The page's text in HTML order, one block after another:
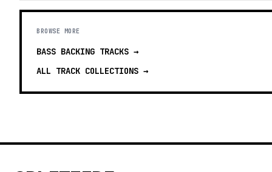
BROWSE MORE
BASS BACKING TRACKS →
ALL TRACK COLLECTIONS →